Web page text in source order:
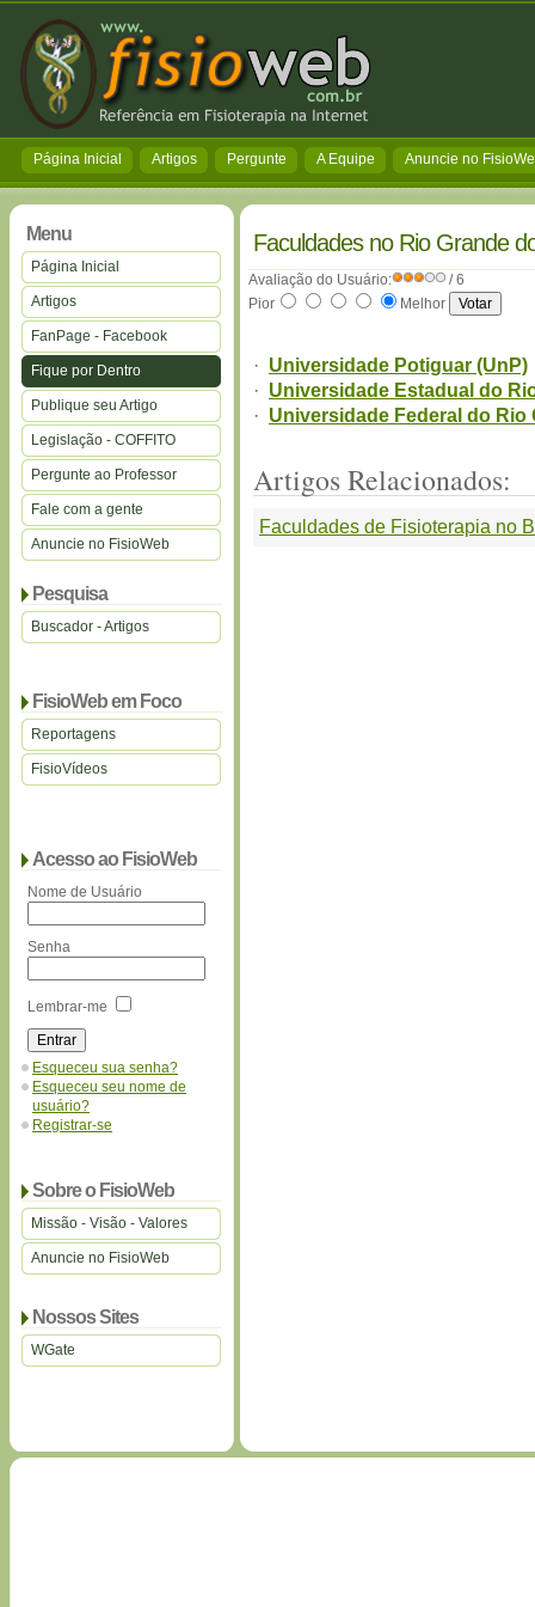
Página Inicial Artigos Pergunte A Equipe Anuncie no
Menu
Página Inicial
Artigos
FanPage - Facebook
Fique por Dentro
Publique seu Artigo
Legislação - COFFITO
Pergunte ao Professor
Fale com a gente
Anuncie no FisioWeb
Pesquisa
Buscador - Artigos
FisioWeb em Foco
Reportagens
FisioVídeos
Acesso ao FisioWeb
Nome de Usuário
Senha
Lembrar-me
Esqueceu sua senha?
Esqueceu seu nome de
usuário?
Registrar-se
Sobre o FisioWeb
Missão - Visão - Valores
Anuncie no FisioWeb
Nossos Sites
WGate
Faculdades no Rio Grande
Avaliação do Usuário:
/ 6
Pior
Melhor
· Universidade Potiguar (UnP)
· Universidade Estadual do
· Universidade Federal do Rio
Artigos Relacionados:
Faculdades de Fisioterapia no